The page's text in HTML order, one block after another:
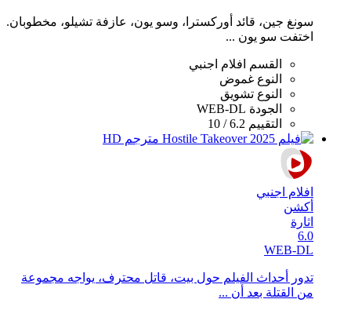
سونغ جين، قائد أوركسترا، وسو يون، عازفة تشيلو، مخطوبان.
اختفت سو يون ...
القسم
افلام اجنبي
النوع غموض
النوع تشويق
الجودة WEB-DL
التقييم 6.2 / 10
افلام اجنبي
أكشن
اثارة
6.0
WEB-DL
تدور أحداث الفيلم حول بيت، قاتل محترف، يواجه مجموعة
من القتلة بعد أن ...